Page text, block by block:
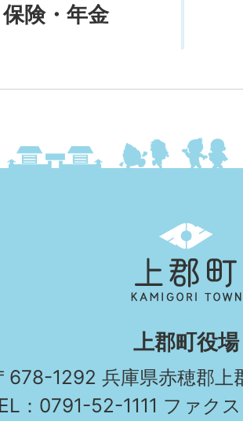
保険・年金
郡
町
KAMIGORI
TOWN
上郡町役場
678-1292 兵庫県赤穂郡上
：0791-52-1111 ファク